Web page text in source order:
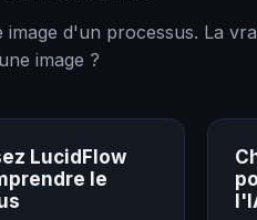
d'un processus. La
image ?
LucidFlow
le